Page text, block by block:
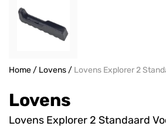
Home/ Lovens/ Lovens Explorer 2
Lovens
Lovens Explorer 2 Standaard